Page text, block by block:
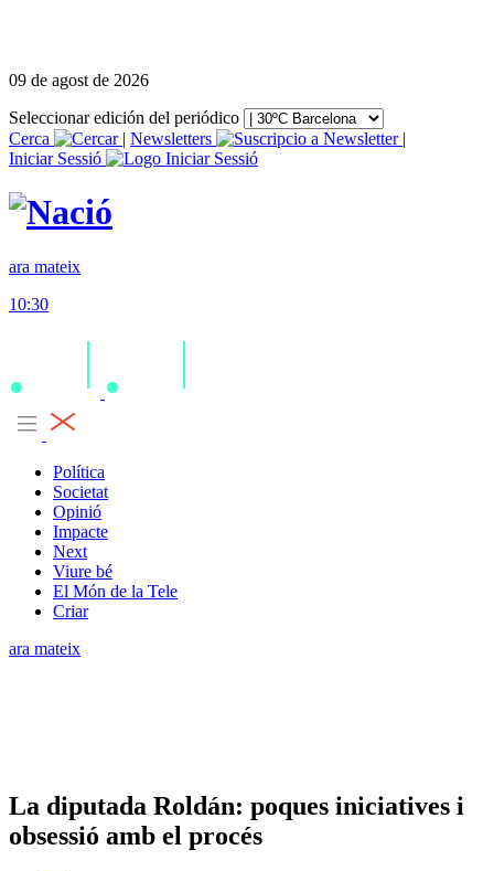
09 de agost de 2026
Seleccionar edición del periódico
Cerca
| Newsletters
|
Iniciar Sessió
ara mateix
10:30
Política
Societat
Opinió
Impacte
Next
Viure bé
El Món de la Tele
Criar
ara mateix
La diputada Roldán: poques iniciatives i
obsessió amb el procés